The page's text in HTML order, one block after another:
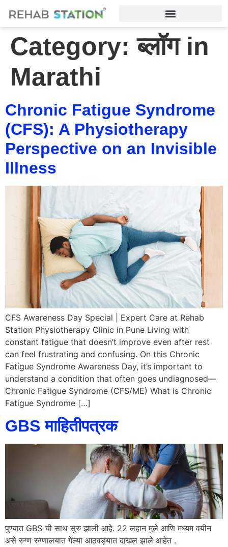
Category:ब्लॉग in
Marathi
Chronic Fatigue Syndrome
(CFS): A Physiotherapy
Perspective on an Invisible
Illness
CFS Awareness Day Special | Expert Care at Rehab
Station Physiotherapy Clinic in Pune Living with
constant fatigue that doesn’t improve even after rest
can feel frustrating and confusing. On this Chronic
Fatigue Syndrome Awareness Day, it’s important to
understand a condition that often goes undiagnosed—
Chronic Fatigue Syndrome (CFS/ME) What is Chronic
Fatigue Syndrome […]
GBS माहितीपत्रक
पुण्यात GBS ची साथ सुरु झाली आहे. 22 लहान मुले आणि मध्यम वयीन
असे रुग्ण रुग्णालयात गेल्या आठवड्यात दाखल झाले आहेत .